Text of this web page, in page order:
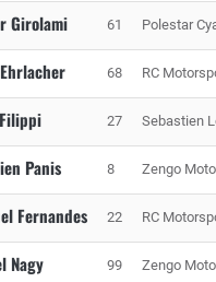
Girolami 61 Polestar
68 RC
27 Sebastien
Panis 8 Zengo
Fernandes 22 RC
Nagy 99 Zengo